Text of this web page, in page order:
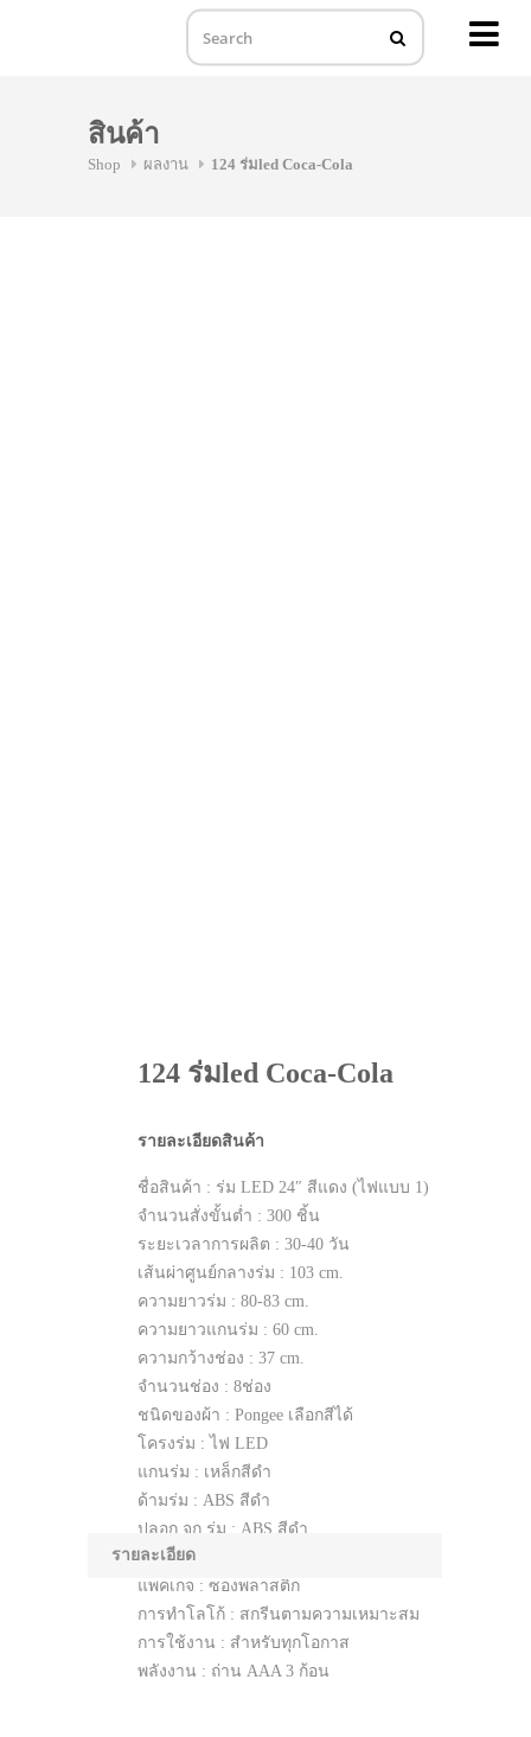
สินค้า
Shop ผลงาน 124 ร่มled Coca-Cola
124 ร่มled Coca-Cola
รายละเอียดสินค้า
ชื่อสินค้า : ร่ม LED 24″ สีแดง (ไฟแบบ 1)
จำนวนสั่งขั้นต่ำ : 300 ชิ้น
ระยะเวลาการผลิต : 30-40 วัน
เส้นผ่าศูนย์กลางร่ม : 103 cm.
ความยาวร่ม : 80-83 cm.
ความยาวแกนร่ม : 60 cm.
ความกว้างช่อง : 37 cm.
จำนวนช่อง : 8ช่อง
ชนิดของผ้า : Pongee เลือกสีได้
โครงร่ม : ไฟ LED
แกนร่ม : เหล็กสีดำ
ด้ามร่ม : ABS สีดำ
ปลอก จุก ร่ม : ABS สีดำ
ระบบ เปิด-ปิด : Manual
แพคเกจ : ซองพลาสติก
การทำโลโก้ : สกรีนตามความเหมาะสม
การใช้งาน : สำหรับทุกโอกาส
พลังงาน : ถ่าน AAA 3 ก้อน
รายละเอียด